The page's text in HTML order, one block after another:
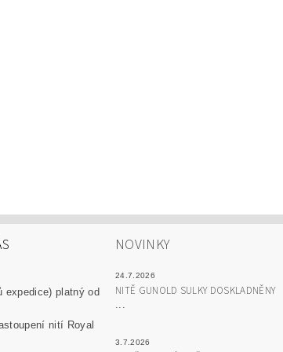
expedice) platný od
nití Royal
NOVINKY
24.7.2026
NITĚ GUNOLD SULKY DOSKLADNĚNY
3.7.2026